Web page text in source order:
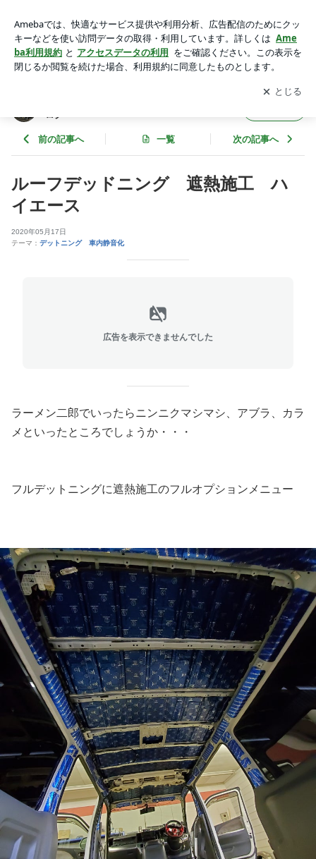
ービス オフィスケイ斎藤ブログ
アプリをダウンロードして ブログの更新通知
を受け取りまし
ょう。
開く
ログ
前の記事へ 一覧 次の記事へ
ルーフデッドニング 遮熱施工 ハ
イエース
2020年05月17日
テーマ： デットニング 車内静音化
広告を表示できませんでした
ラーメン二郎でいったらニンニクマシマシ、アブラ、カラ
メといったところでしょうか・・・
フルデットニングに遮熱施工のフルオプションメニュー